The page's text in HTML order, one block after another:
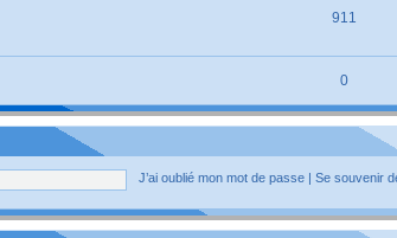
911
0
J’ai oublié mon mot de passe Se souvenir